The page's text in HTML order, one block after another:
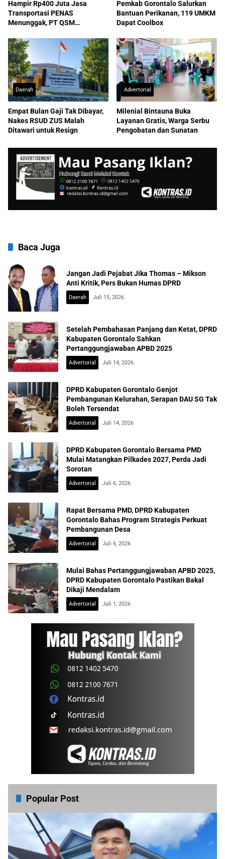
Hampir Rp400 Juta Jasa
Transportasi PENAS
Menunggak, PT QSM
Pemkab Gorontalo Salurkan
Bantuan Perikanan, 119 UMKM
Dapat Coolbox
Daerah
Empat Bulan Gaji Tak Dibayar,
Nakes RSUD ZUS Malah
Ditawari untuk Resign
Advertorial
Milenial Bintauna Buka
Layanan Gratis, Warga Serbu
Pengobatan dan Sunatan
Baca Juga
Jangan Jadi Pejabat Jika Thomas – Mikson
Anti Kritik, Pers Bukan Humas DPRD
Daerah Juli 15, 2026
Setelah Pembahasan Panjang dan Ketat, DPRD
Kabupaten Gorontalo Sahkan
Pertanggungjawaban APBD 2025
Advertorial Juli 14, 2026
DPRD Kabupaten Gorontalo Genjot
Pembangunan Kelurahan, Serapan DAU SG Tak
Boleh Tersendat
Advertorial Juli 14, 2026
DPRD Kabupaten Gorontalo Bersama PMD
Mulai Matangkan Pilkades 2027, Perda Jadi
Sorotan
Advertorial Juli 6, 2026
Rapat Bersama PMD, DPRD Kabupaten
Gorontalo Bahas Program Strategis Perkuat
Pembangunan Desa
Advertorial Juli 6, 2026
Mulai Bahas Pertanggungjawaban APBD 2025,
DPRD Kabupaten Gorontalo Pastikan Bakal
Dikaji Mendalam
Advertorial Juli 1, 2026
Popular Post